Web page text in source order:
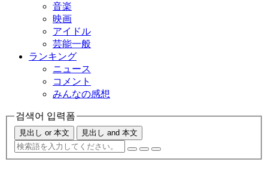
音楽
映画
アイドル
芸能一般
ランキング
ニュース
コメント
みんなの感想
검색어 입력폼
見出し or 本文 見出し and 本文